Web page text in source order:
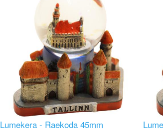
Lumekera - Raekoda 45mm